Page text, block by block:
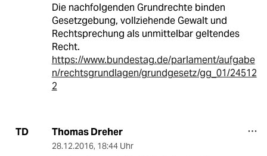
Die nachfolgenden Grundrechte binden
Gesetzgebung, vollziehende Gewalt und
Rechtsprechung als unmittelbar geltendes
Recht.
https://www.bundestag.de/parlament/aufgabe
n/rechtsgrundlagen/grundgesetz/gg_01/24512
2
TD Thomas Dreher
28.12.2016, 18:44 Uhr